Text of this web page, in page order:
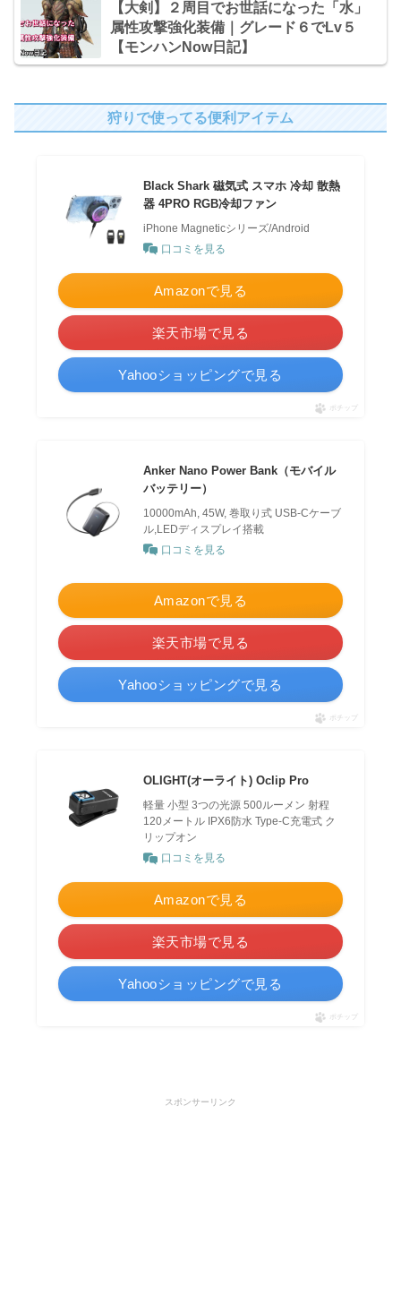
【大剣】２周目でお世話になった「水」
属性攻撃強化装備｜グレード６でLv５
【モンハンNow日記】
狩りで使ってる便利アイテム
Black Shark 磁気式 スマホ 冷却 散熱
器 4PRO RGB冷却ファン
iPhone Magneticシリーズ/Android
口コミを見る
Amazonで見る
楽天市場で見る
Yahooショッピングで見る
ポチップ
Anker Nano Power Bank（モバイル
バッテリー）
10000mAh, 45W, 巻取り式 USB-Cケーブ
ル,LEDディスプレイ搭載
口コミを見る
Amazonで見る
楽天市場で見る
Yahooショッピングで見る
ポチップ
OLIGHT(オーライト) Oclip Pro
軽量 小型 3つの光源 500ルーメン 射程
120メートル IPX6防水 Type-C充電式 ク
リップオン
口コミを見る
Amazonで見る
楽天市場で見る
Yahooショッピングで見る
ポチップ
スポンサーリンク